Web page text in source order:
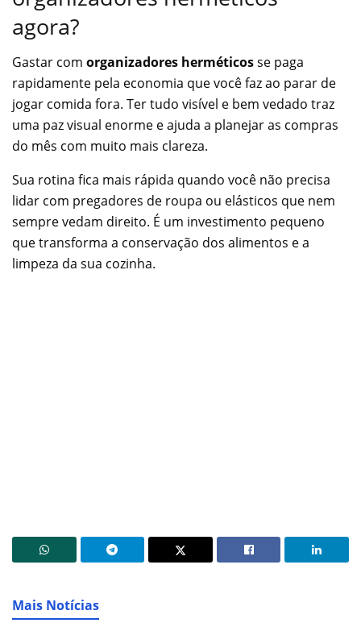
agora?
Gastar com organizadores herméticosse paga
rapidamente pela economia que você faz ao parar de
jogar comida fora. Ter tudo visível e bem vedado traz
uma paz visual enorme e ajuda a planejar as compras
do mês com muito mais clareza.
Sua rotina fica mais rápida quando você não precisa
lidar com pregadores de roupa ou elásticos que nem
sempre vedam direito. É um investimento pequeno
que transforma a conservação dos alimentos e a
limpeza da sua cozinha.
Mais Notícias